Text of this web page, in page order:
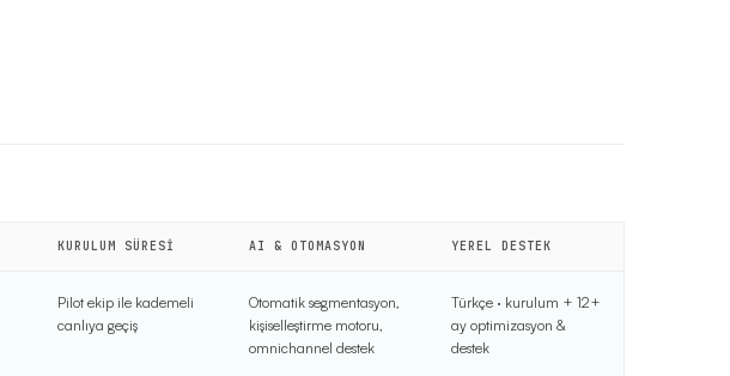
KURULUM SÜRESI AI & OTOMASYON YEREL DESTEK
Pilot ekip ile kademeli
canlıya geçiş
Otomatik segmentasyon,
kişiselleştirme motoru,
omnichannel destek
Türkçe · kurulum + 12+
ay optimizasyon &
destek